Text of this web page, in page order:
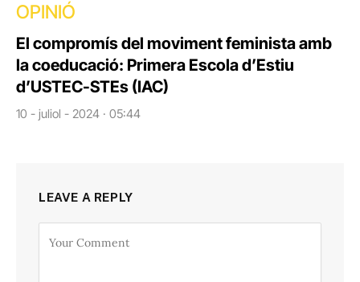
OPINIÓ
El compromís del moviment feminista amb
la coeducació: Primera Escola d’Estiu
d’USTEC-STEs (IAC)
10 - juliol - 2024 · 05:44
LEAVE A REPLY